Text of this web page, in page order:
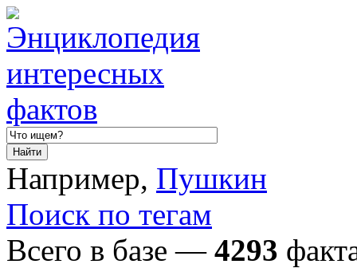
Например, Пушкин
Поиск по тегам
Всего в базе — 4293